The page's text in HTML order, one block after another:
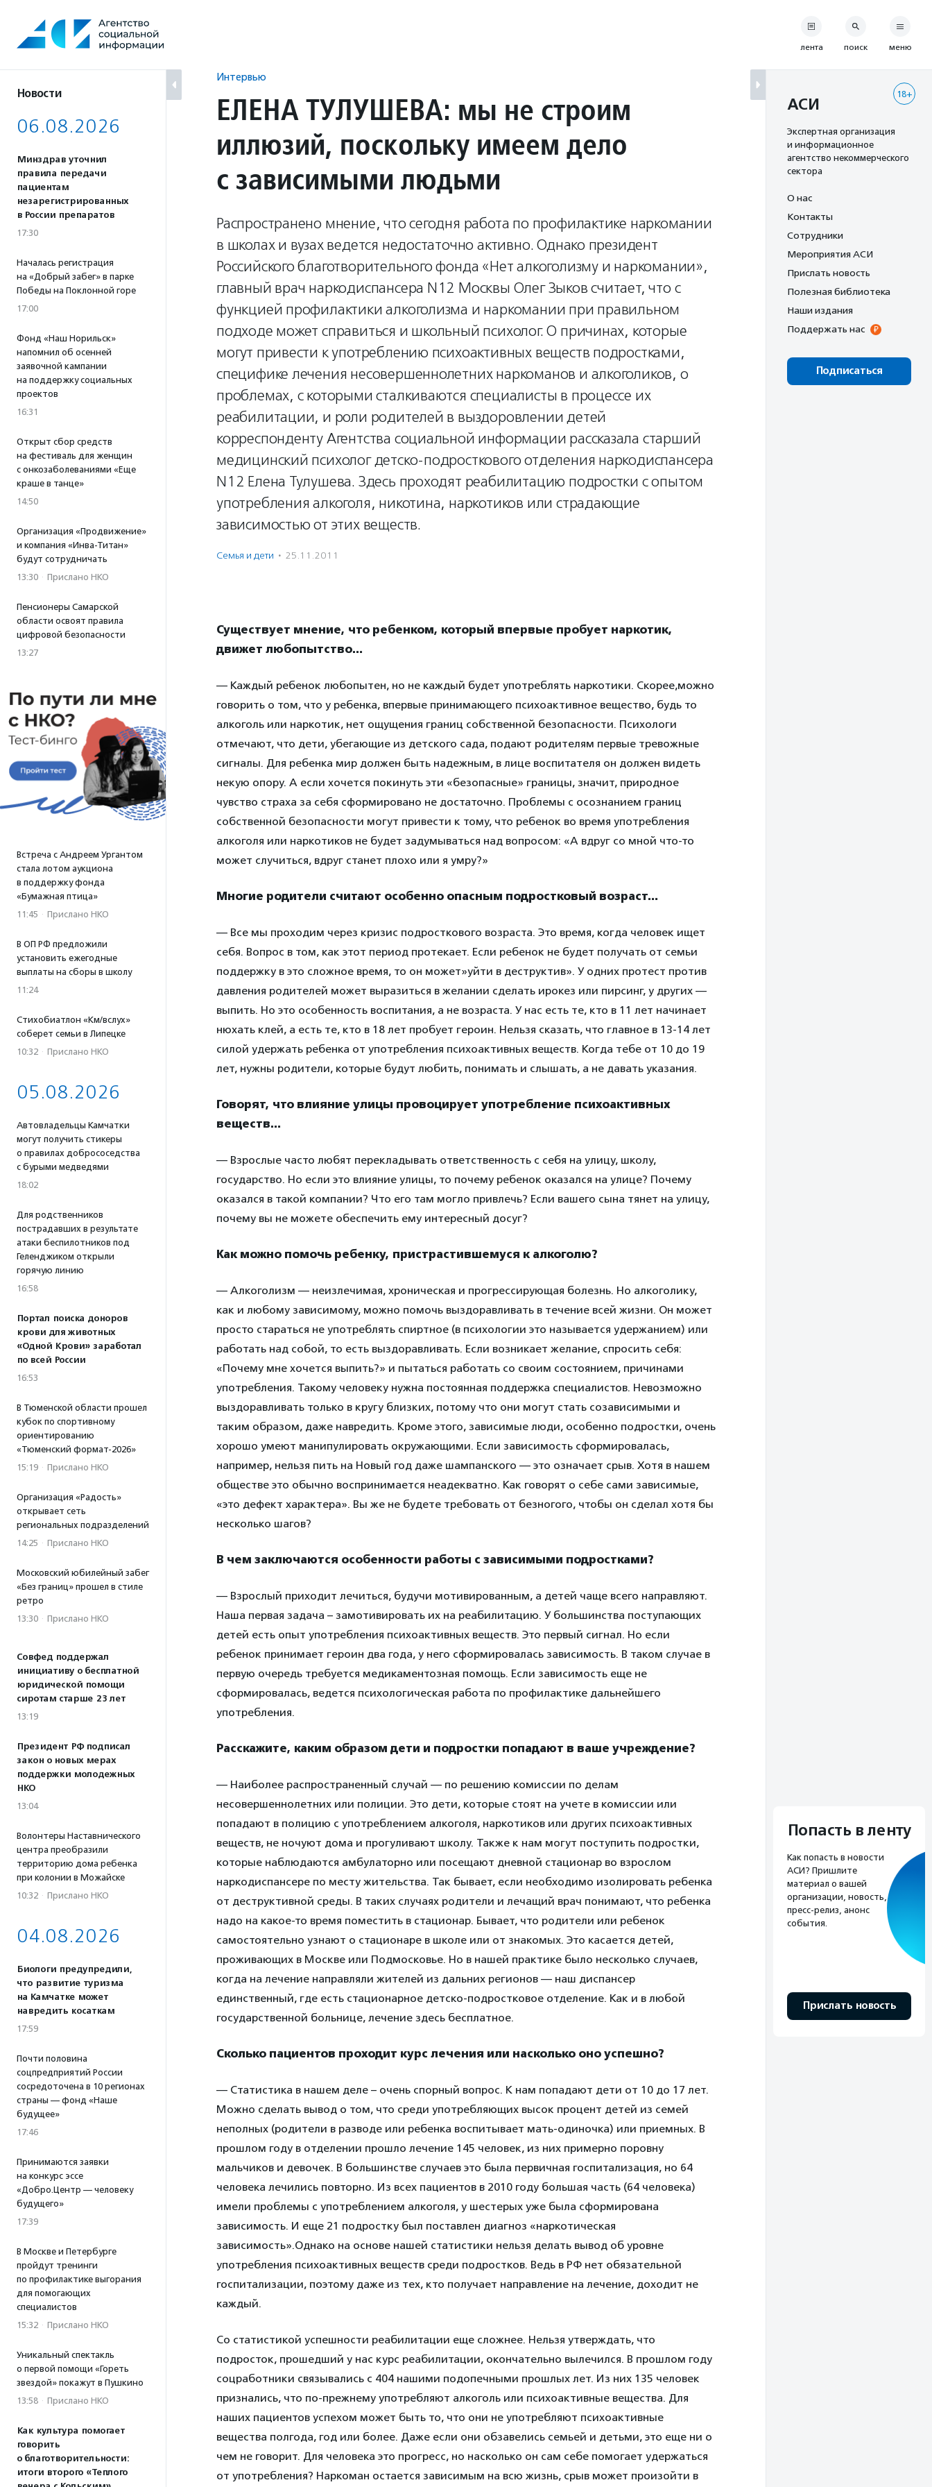
содержанию
Новости
06.08.2026
Минздрав уточнил
правила передачи
пациентам
незарегистрированных
в России препаратов
17:30
Началась регистрация
на «Добрый забег» в парке
Победы на Поклонной горе
17:00
Фонд «Наш Норильск»
напомнил об осенней
заявочной кампании
на поддержку социальных
проектов
16:31
Открыт сбор средств
на фестиваль для женщин
с онкозаболеваниями «Еще
краше в танце»
14:50
Организация «Продвижение»
и компания «Инва-Титан»
будут сотрудничать
13:30 · Прислано НКО
Пенсионеры Самарской
области освоят правила
цифровой безопасности
13:27
Встреча с Андреем Ургантом
стала лотом аукциона
в поддержку фонда
«Бумажная птица»
11:45 · Прислано НКО
В ОП РФ предложили
установить ежегодные
выплаты на сборы в школу
11:24
Стихобиатлон «Км/вслух»
соберет семьи в Липецке
10:32 · Прислано НКО
05.08.2026
Автовладельцы Камчатки
могут получить стикеры
о правилах добрососедства
с бурыми медведями
18:02
Для родственников
пострадавших в результате
атаки беспилотников под
Геленджиком открыли
горячую линию
16:58
Портал поиска доноров
крови для животных
«Одной Крови» заработал
по всей России
16:53
В Тюменской области прошел
кубок по спортивному
ориентированию
«Тюменский формат-2026»
15:19 · Прислано НКО
Организация «Радость»
открывает сеть
региональных подразделений
14:25 · Прислано НКО
Московский юбилейный забег
«Без границ» прошел в стиле
ретро
13:30 · Прислано НКО
Совфед поддержал
инициативу о бесплатной
юридической помощи
сиротам старше 23 лет
13:19
Президент РФ подписал
закон о новых мерах
поддержки молодежных
НКО
13:04
Волонтеры Наставнического
центра преобразили
территорию дома ребенка
при колонии в Можайске
10:32 · Прислано НКО
04.08.2026
Биологи предупредили,
что развитие туризма
на Камчатке может
навредить косаткам
17:59
Почти половина
соцпредприятий России
сосредоточена в 10 регионах
страны — фонд «Наше
будущее»
17:46
Принимаются заявки
на конкурс эссе
«Добро.Центр — человеку
будущего»
17:39
В Москве и Петербурге
пройдут тренинги
по профилактике выгорания
для помогающих
специалистов
15:32 · Прислано НКО
Уникальный спектакль
о первой помощи «Гореть
звездой» покажут в Пушкино
13:58 · Прислано НКО
Как культура помогает
говорить
о благотворительности:
итоги второго «Теплого
Интервью
ЕЛЕНА ТУЛУШЕВА: мы не строим
иллюзий, поскольку имеем дело
с зависимыми людьми
Распространено мнение, что сегодня работа по профилактике наркомании
в школах и вузах ведется недостаточно активно. Однако президент
Российского благотворительного фонда «Нет алкоголизму и наркомании»,
главный врач наркодиспансера N12 Москвы Олег Зыков считает, что с
функцией профилактики алкоголизма и наркомании при правильном
подходе может справиться и школьный психолог. О причинах, которые
могут привести к употреблению психоактивных веществ подростками,
специфике лечения несовершеннолетних наркоманов и алкоголиков, о
проблемах, с которыми сталкиваются специалисты в процессе их
реабилитации, и роли родителей в выздоровлении детей
корреспонденту Агентства социальной информации рассказала старший
медицинский психолог детско-подросткового отделения наркодиспансера
N12 Елена Тулушева. Здесь проходят реабилитацию подростки с опытом
употребления алкоголя, никотина, наркотиков или страдающие
зависимостью от этих веществ.
Семья и дети · 25.11.2011
Существует мнение, что ребенком, который впервые пробует наркотик,
движет любопытство…
— Каждый ребенок любопытен, но не каждый будет употреблять наркотики. Скорее,можно
говорить о том, что у ребенка, впервые принимающего психоактивное вещество, будь то
алкоголь или наркотик, нет ощущения границ собственной безопасности. Психологи
отмечают, что дети, убегающие из детского сада, подают родителям первые тревожные
сигналы. Для ребенка мир должен быть надежным, в лице воспитателя он должен видеть
некую опору. А если хочется покинуть эти «безопасные» границы, значит, природное
чувство страха за себя сформировано не достаточно. Проблемы с осознанием границ
собственной безопасности могут привести к тому, что ребенок во время употребления
алкоголя или наркотиков не будет задумываться над вопросом: «А вдруг со мной что-то
может случиться, вдруг станет плохо или я умру?»
Многие родители считают особенно опасным подростковый возраст…
— Все мы проходим через кризис подросткового возраста. Это время, когда человек ищет
себя. Вопрос в том, как этот период протекает. Если ребенок не будет получать от семьи
поддержку в это сложное время, то он может»уйти в деструктив». У одних протест против
давления родителей может выразиться в желании сделать ирокез или пирсинг, у других —
выпить. Но это особенность воспитания, а не возраста. У нас есть те, кто в 11 лет начинает
нюхать клей, а есть те, кто в 18 лет пробует героин. Нельзя сказать, что главное в 13-14 лет
силой удержать ребенка от употребления психоактивных веществ. Когда тебе от 10 до 19
лет, нужны родители, которые будут любить, понимать и слышать, а не давать указания.
Говорят, что влияние улицы провоцирует употребление психоактивных
веществ…
— Взрослые часто любят перекладывать ответственность с себя на улицу, школу,
государство. Но если это влияние улицы, то почему ребенок оказался на улице? Почему
оказался в такой компании? Что его там могло привлечь? Если вашего сына тянет на улицу,
почему вы не можете обеспечить ему интересный досуг?
Как можно помочь ребенку, пристрастившемуся к алкоголю?
— Алкоголизм — неизлечимая, хроническая и прогрессирующая болезнь. Но алкоголику,
как и любому зависимому, можно помочь выздоравливать в течение всей жизни. Он может
просто стараться не употреблять спиртное (в психологии это называется удержанием) или
работать над собой, то есть выздоравливать. Если возникает желание, спросить себя:
«Почему мне хочется выпить?» и пытаться работать со своим состоянием, причинами
употребления. Такому человеку нужна постоянная поддержка специалистов. Невозможно
выздоравливать только в кругу близких, потому что они могут стать созависимыми и
таким образом, даже навредить. Кроме этого, зависимые люди, особенно подростки, очень
хорошо умеют манипулировать окружающими. Если зависимость сформировалась,
например, нельзя пить на Новый год даже шампанского — это означает срыв. Хотя в нашем
обществе это обычно воспринимается неадекватно. Как говорят о себе сами зависимые,
«это дефект характера». Вы же не будете требовать от безногого, чтобы он сделал хотя бы
несколько шагов?
В чем заключаются особенности работы с зависимыми подростками?
— Взрослый приходит лечиться, будучи мотивированным, а детей чаще всего направляют.
Наша первая задача – замотивировать их на реабилитацию. У большинства поступающих
детей есть опыт употребления психоактивных веществ. Это первый сигнал. Но если
ребенок принимает героин два года, у него сформировалась зависимость. В таком случае в
первую очередь требуется медикаментозная помощь. Если зависимость еще не
сформировалась, ведется психологическая работа по профилактике дальнейшего
употребления.
Расскажите, каким образом дети и подростки попадают в ваше учреждение?
— Наиболее распространенный случай — по решению комиссии по делам
несовершеннолетних или полиции. Это дети, которые стоят на учете в комиссии или
попадают в полицию с употреблением алкоголя, наркотиков или других психоактивных
веществ, не ночуют дома и прогуливают школу. Также к нам могут поступить подростки,
которые наблюдаются амбулаторно или посещают дневной стационар во взрослом
наркодиспансере по месту жительства. Так бывает, если необходимо изолировать ребенка
от деструктивной среды. В таких случаях родители и лечащий врач понимают, что ребенка
надо на какое-то время поместить в стационар. Бывает, что родители или ребенок
самостоятельно узнают о стационаре в школе или от знакомых. Это касается детей,
проживающих в Москве или Подмосковье. Но в нашей практике было несколько случаев,
когда на лечение направляли жителей из дальних регионов — наш диспансер
единственный, где есть стационарное детско-подростковое отделение. Как и в любой
государственной больнице, лечение здесь бесплатное.
Сколько пациентов проходит курс лечения или насколько оно успешно?
— Статистика в нашем деле – очень спорный вопрос. К нам попадают дети от 10 до 17 лет.
Можно сделать вывод о том, что среди употребляющих высок процент детей из семей
неполных (родители в разводе или ребенка воспитывает мать-одиночка) или приемных. В
прошлом году в отделении прошло лечение 145 человек, из них примерно поровну
мальчиков и девочек. В большинстве случаев это была первичная госпитализация, но 64
человека лечились повторно. Из всех пациентов в 2010 году большая часть (64 человека)
имели проблемы с употреблением алкоголя, у шестерых уже была сформирована
зависимость. И еще 21 подростку был поставлен диагноз «наркотическая
зависимость».Однако на основе нашей статистики нельзя делать вывод об уровне
употребления психоактивных веществ среди подростков. Ведь в РФ нет обязательной
госпитализации, поэтому даже из тех, кто получает направление на лечение, доходит не
каждый.
Со статистикой успешности реабилитации еще сложнее. Нельзя утверждать, что
подросток, прошедший у нас курс реабилитации, окончательно вылечился. В прошлом году
соцработники связывались с 404 нашими подопечными прошлых лет. Из них 135 человек
признались, что по-прежнему употребляют алкоголь или психоактивные вещества. Для
наших пациентов успехом может быть то, что они не употребляют психоактивные
вещества полгода, год или более. Даже если они обзавелись семьей и детьми, это еще ни о
чем не говорит. Для человека это прогресс, но насколько он сам себе помогает удержаться
от употребления? Наркоман остается зависимым на всю жизнь, срыв может произойти в
лента поиск меню
18+
АСИ
Экспертная организация
и информационное
агентство некоммерческого
сектора
О нас
Контакты
Сотрудники
Мероприятия АСИ
Прислать новость
Полезная библиотека
Наши издания
Поддержать нас
Подписаться
Попасть в ленту
Как попасть в новости
АСИ? Пришлите
материал о вашей
организации, новость,
пресс-релиз, анонс
события.
Прислать новость